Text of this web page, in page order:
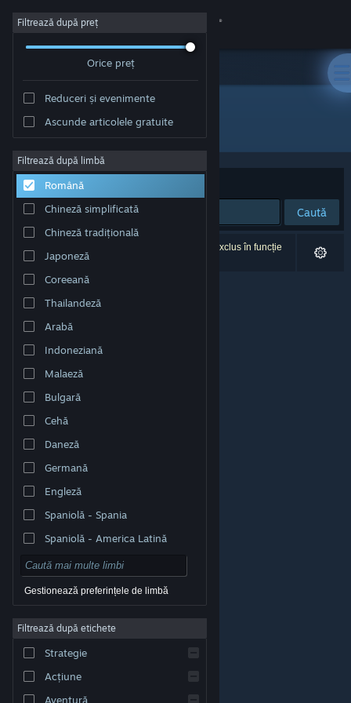
Conectează-te
Despre
Asistență
Schimbă limba
Vezi site în versiunea pentru desktop
© Valve Corporation. Toate drepturile rezervate. Toate
respectivi în SUA și celelalte țări.
Acordul Steam pentru abonați
Cookie-uri
Filtrează după preț
Orice preț
Reduceri și evenimente
Ascunde articolele gratuite
Filtrează după limbă
Română
Chineză simplificată
Chineză tradițională
Japoneză
Coreeană
Thailandeză
Arabă
Indoneziană
Malaeză
Bulgară
Cehă
Daneză
Germană
Engleză
Spaniolă - Spania
Spaniolă - America Latină
Gestionează preferințele de limbă
Filtrează după etichete
Strategie
Acțiune
Aventură
Editor: David Ruttan
Sortează după
Caută
0 rezultate corespund căutării tale. 1 titlu a fost exclus în funcție
de preferințele tale.